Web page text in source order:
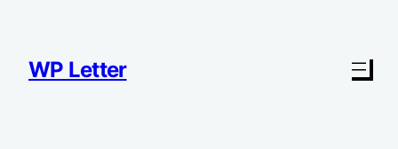
springen
WP Letter